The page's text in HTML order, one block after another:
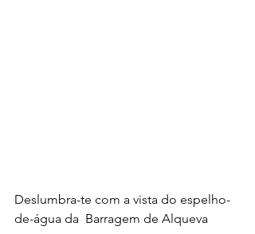
Deslumbra-te com a vista do espelho-
de-água da  Barragem de Alqueva